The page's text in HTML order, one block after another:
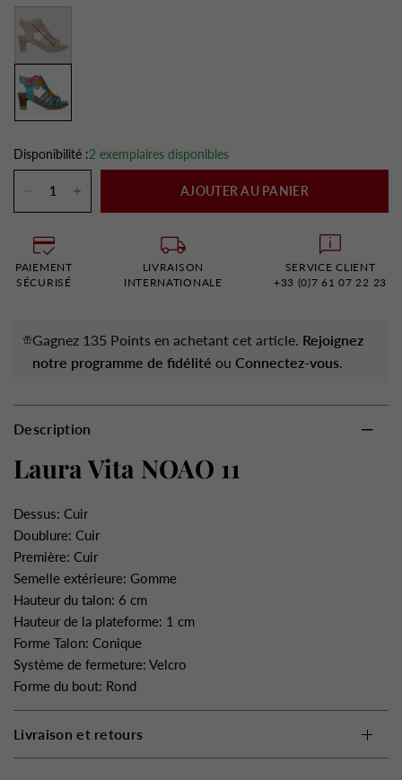
Disponibilité :2 exemplaires disponibles
AJOUTER AU PANIER
PAIEMENT
SÉCURISÉ
LIVRAISON
INTERNATIONALE
SERVICE CLIENT
+33 (0)7 61 07 22 23
Gagnez 135 Points en achetant cet article. Rejoignez
notre programme de fidélité ou Connectez-vous.
Description
Laura Vita NOAO 11
Dessus: Cuir
Doublure: Cuir
Première: Cuir
Semelle extérieure: Gomme
Hauteur du talon: 6 cm
Hauteur de la plateforme: 1 cm
Forme Talon: Conique
Système de fermeture: Velcro
Forme du bout: Rond
Livraison et retours